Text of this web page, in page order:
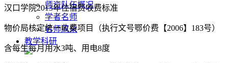
师资队伍概况
学者名师
名师风采
教学科研
汉口学院2013年住宿费收费标准
物价局核定统一收费项目（执行文号鄂价费【2006】183号）
含每生每月用水3吨、用电8度